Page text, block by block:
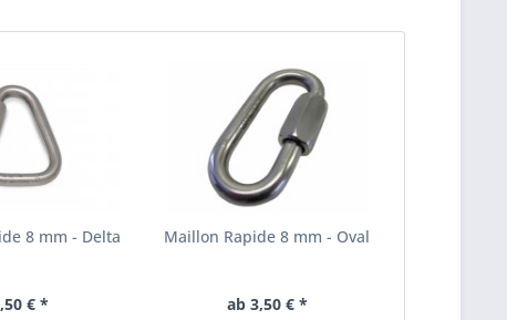
8 mm - Delta
€ *
Maillon Rapide 8 mm - Oval
ab 3,50 € *